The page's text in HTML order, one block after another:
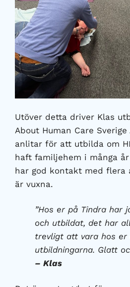
Utöver detta driver Klas
About Human Care Sverige
anlitar för att utbilda om
haft familjehem i många
har god kontakt med flera
är vuxna.
”Hos er på Tindra har
och utbildat, det har
trevligt att vara hos er
utbildningarna. Glatt
– Klas